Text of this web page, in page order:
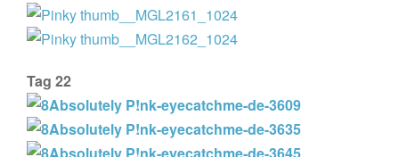
Tag 22